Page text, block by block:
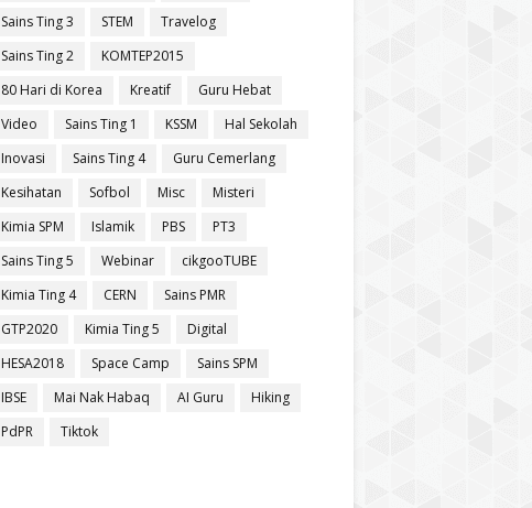
Sains Ting 3
STEM
Travelog
Sains Ting 2
KOMTEP2015
80 Hari di Korea
Kreatif
Guru Hebat
Video
Sains Ting 1 KSSM
Hal Sekolah
Inovasi
Sains Ting 4
Guru Cemerlang
Kesihatan
Sofbol Misc
Misteri
Kimia SPM
Islamik PBS
PT3
Sains Ting 5
Webinar
cikgooTUBE
Kimia Ting 4
CERN
Sains PMR
GTP2020
Kimia Ting 5
Digital
HESA2018
Space Camp
Sains SPM
IBSE
Mai Nak Habaq AI Guru
Hiking
PdPR
Tiktok